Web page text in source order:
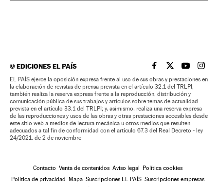
©EDICIONES EL PAÍS EL PAÍS BRASIL EN
EL PAÍSEL PAÍS
EL
EL PAÍS ejerce la oposición expresa frente al uso de sus obras y prestaciones en
la elaboración de revistas de prensa prevista en el artículo 32.1 del TRLPI;
también realiza la reserva expresa frente a la reproducción, distribución y
comunicación pública de sus trabajos y artículos sobre temas de actualidad
prevista en el artículo 33.1 del TRLPI; y, asimismo, realiza una reserva expresa
de las reproducciones y usos de las obras y otras prestaciones accesibles desde
este sitio web a medios de lectura mecánica u otros medios que resulten
adecuados a tal fin de conformidad con el artículo 67.3 del Real Decreto - ley
24/2021, de 2 de noviembre
Contacto Venta de contenidos Aviso legal
Política cookies
Política de privacidad
Mapa Suscripciones EL PAÍS Suscripciones empresas